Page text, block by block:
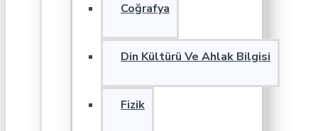
Coğrafya
Din Kültürü Ve Ahlak Bilgisi
Fizik